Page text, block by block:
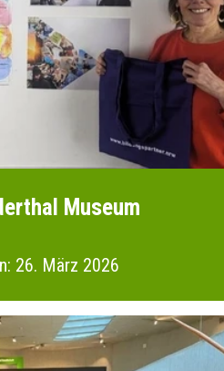
Museum
26. März 2026